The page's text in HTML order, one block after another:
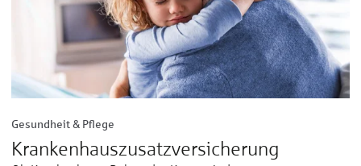
Gesundheit & Pflege
Kranken­haus­zusatz­versicherung